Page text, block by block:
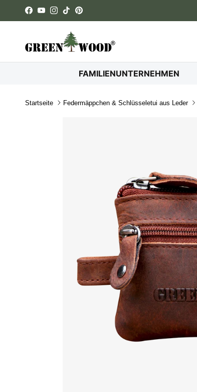
Direkt zum Inhalt
Facebook
YouTubeInstagram
TikTokPinterest
FAMILIENUNTERNEHMEN
Startseite Federmäppchen & Schlüsseletui aus Leder